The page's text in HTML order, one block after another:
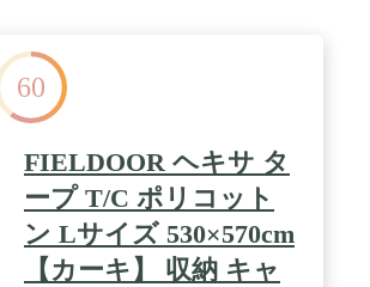
ープ下での焚き火はおススメしており
変幻自在なスクエアタープ】19箇所ル
が付き、ポールやロープを組み合わ
ーンに合わせて簡単に自分好みにアレ
。また、3つセンターループを片側三
、抗張力を強化されました。使用人数
、キャンプタープスペースも十分な広
ます。パップテントや避難所としても
す。 / 【革新的な防水テープが付き】
した特殊な防水テープを貼り付け、
雨漏りを防ぎます。耐水圧500㎜で、
60
FIELDOOR ヘキサ タ
ープ T/C ポリコット
ン Lサイズ 530×570cm
【カーキ】 収納 キャ